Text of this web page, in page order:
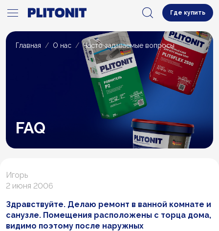
Где купить
Главная О нас Часто задаваемые вопросы
FAQ
Игорь
2 июня 2006
Здравствуйте. Делаю ремонт в ванной комнате и
санузле. Помещения расположены с торца дома,
видимо поэтому после наружных